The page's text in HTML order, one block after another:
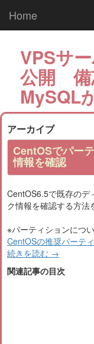
Home
VPSサ
公開 備
MySQL
アーカイブ
CentOSでパー
情報を確認
CentOS6.5で既存のデ
ク情報を確認する方法
※パーティションにつ
CentOSの推奨パーテ
続きを読む →
関連記事の目次